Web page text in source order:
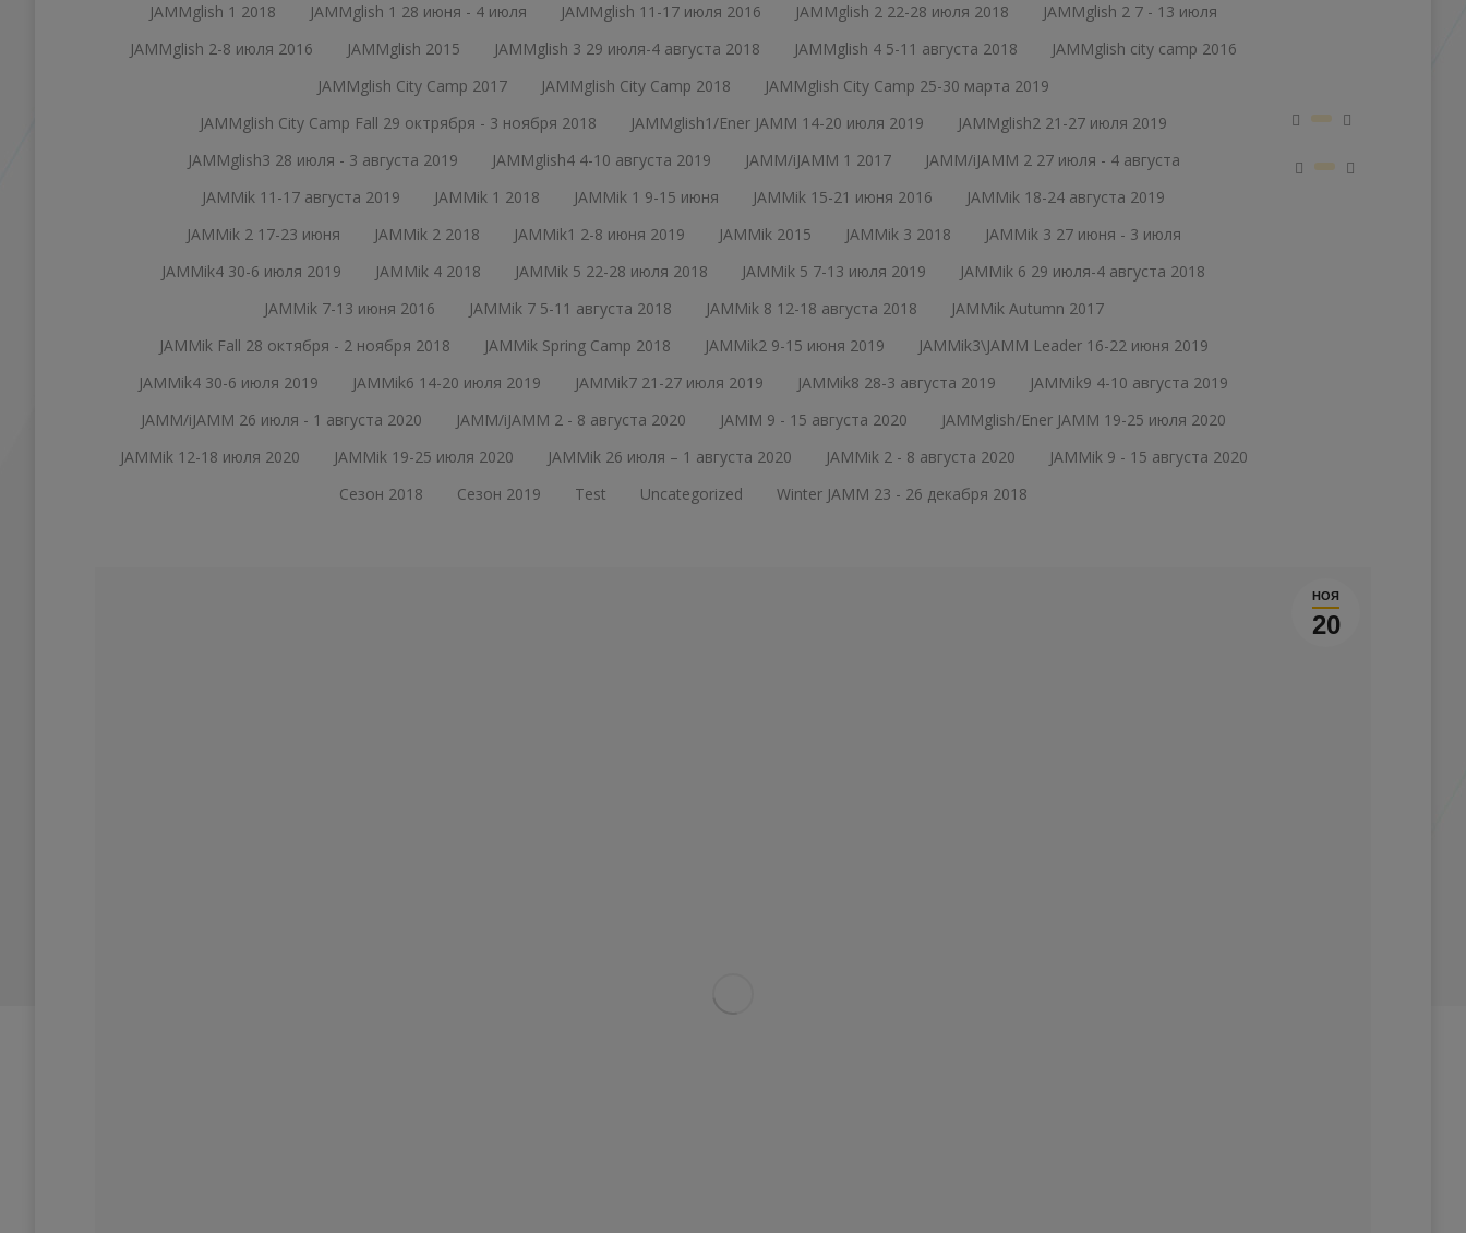
JAMMglish 1 2018
JAMMglish 1 28 июня - 4 июля JAMMglish 11-17 июля 2016 JAMMglish 2 22-28 июля 2018
JAMMglish 2 7 - 13 июля
JAMMglish 2-8 июля 2016
JAMMglish 2015 JAMMglish 3 29 июля-4 августа 2018 JAMMglish 4 5-11 августа 2018
JAMMglish city camp 2016
JAMMglish City Camp 2017
JAMMglish City Camp 2018
JAMMglish City Camp 25-30 марта 2019
JAMMglish City Camp Fall 29 октрября - 3 ноября 2018
JAMMglish1/Ener JAMM 14-20 июля 2019
JAMMglish2 21-27 июля 2019
JAMMglish3 28 июля - 3 августа 2019
JAMMglish4 4-10 августа 2019 JAMM/iJAMM 1 2017
JAMM/iJAMM 2 27 июля - 4 августа
JAMMik 11-17 августа 2019
JAMMik 1 2018 JAMMik 1 9-15 июня JAMMik 15-21 июня 2016
JAMMik 18-24 августа 2019
JAMMik 2 17-23 июня
JAMMik 2 2018 JAMMik1 2-8 июня 2019 JAMMik 2015 JAMMik 3 2018
JAMMik 3 27 июня - 3 июля
JAMMik4 30-6 июля 2019
JAMMik 4 2018 JAMMik 5 22-28 июля 2018 JAMMik 5 7-13 июля 2019
JAMMik 6 29 июля-4 августа 2018
JAMMik 7-13 июня 2016
JAMMik 7 5-11 августа 2018 JAMMik 8 12-18 августа 2018
JAMMik Autumn 2017
JAMMik Fall 28 октября - 2 ноября 2018
JAMMik Spring Camp 2018 JAMMik2 9-15 июня 2019
JAMMik3\JAMM Leader 16-22 июня 2019
JAMMik4 30-6 июля 2019
JAMMik6 14-20 июля 2019 JAMMik7 21-27 июля 2019 JAMMik8 28-3 августа 2019
JAMMik9 4-10 августа 2019
JAMM/iJAMM 26 июля - 1 августа 2020
JAMM/iJAMM 2 - 8 августа 2020 JAMM 9 - 15 августа 2020
JAMMglish/Ener JAMM 19-25 июля 2020
JAMMik 12-18 июля 2020
JAMMik 19-25 июля 2020 JAMMik 26 июля – 1 августа 2020 JAMMik 2 - 8 августа 2020
JAMMik 9 - 15 августа 2020
Сезон 2018
Сезон 2019 Test Uncategorized Winter JAMM 23 - 26 декабря 2018
НОЯ
20